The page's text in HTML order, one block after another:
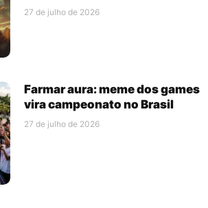
27 de julho de 2026
Farmar aura: meme dos games
vira campeonato no Brasil
27 de julho de 2026